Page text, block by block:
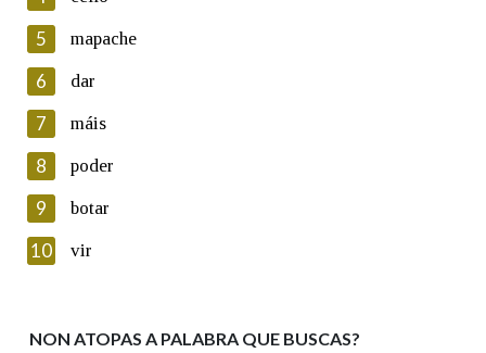
Lin e acepto as condicións da política de
Introduce o código que aparece na imaxe:
Texto de verificación
5 mapache
6 dar
7 máis
8 poder
9 botar
10 vir
NON ATOPAS A PALABRA QUE BUSCAS?